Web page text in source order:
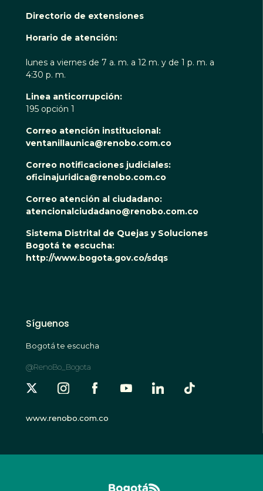
Directorio de extensiones
Horario de atención:
lunes a viernes de 7 a. m. a 12 m. y de 1 p. m. a
4:30 p. m.
Linea anticorrupción:
195 opción 1
Correo atención institucional:
ventanillaunica@renobo.com.co
Correo notificaciones judiciales:
oficinajuridica@renobo.com.co
Correo atención al ciudadano:
atencionalciudadano@renobo.com.co
Sistema Distrital de Quejas y Soluciones
Bogotá te escucha:
http://www.bogota.gov.co/sdqs
Síguenos
Bogotá te escucha
@RenoBo_Bogota
www.renobo.com.co